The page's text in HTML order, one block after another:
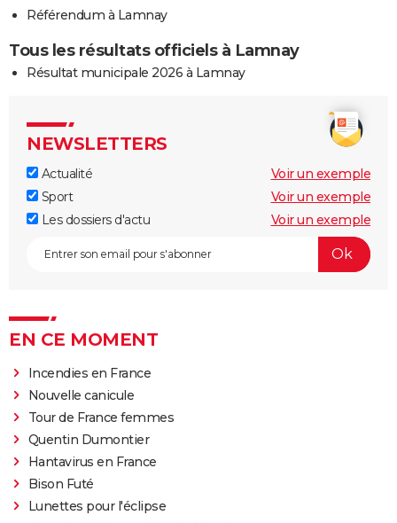
Référendum à Lamnay
Tous les résultats officiels à Lamnay
Résultat municipale 2026 à Lamnay
NEWSLETTERS
Actualité
Voir un exemple
Sport
Voir un exemple
Les dossiers d'actu
Voir un exemple
EN CE MOMENT
Incendies en France
Nouvelle canicule
Tour de France femmes
Quentin Dumontier
Hantavirus en France
Bison Futé
Lunettes pour l'éclipse